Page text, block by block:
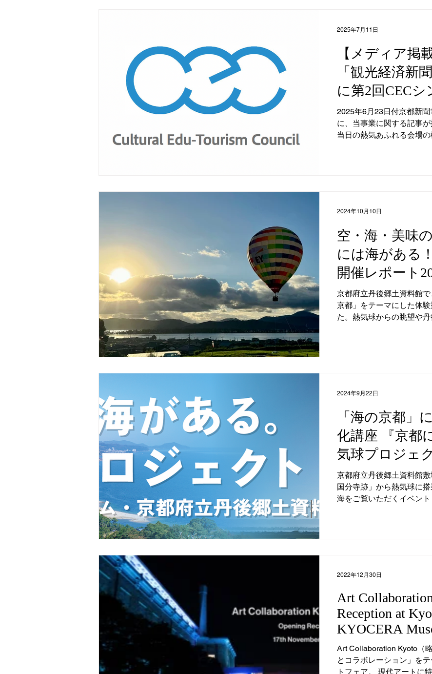
【メディア掲
「観光経済新
に第2回CEC
る記事が掲載
2025年6月23日付京都新
に、当事業に関する記事
当日の熱気あふれる会場
2025年7月11日
空・海・美味
には海がある
開催レポート
（土）・10月5
京都府立丹後郷土資料館
京都」をテーマにした体
た。熱気球からの眺望や
2024年10月10日
「海の京都」
化講座 『京都
気球プロジェ
ュージアム・
資料館』を
京都府立丹後郷土資料館
国分寺跡」から熱気球に
海をご覧いただくイベント
2024年9月22日
Art
Reception at
KYOCERA
Art Collaboration Kyoto（
とコラボレーション」を
トフェア。 現代アートに
2022年12月30日